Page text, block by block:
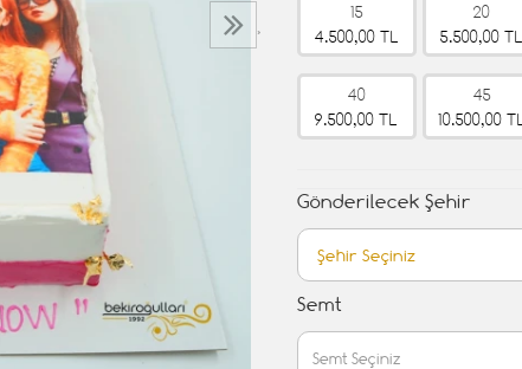
›
15
4.500,00 TL
20
5.500,00 TL
40
9.500,00 TL
45
10.500,00 TL
Gönderilecek Şehir
Semt